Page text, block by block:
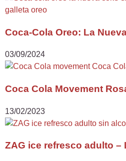
Coca-Cola Oreo: La
03/09/2024
Coca Cola Movement
13/02/2023
ZAG ice refresco adulto –